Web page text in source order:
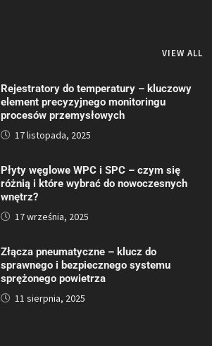
VIEW ALL
Rejestratory do temperatury – kluczowy
element precyzyjnego monitoringu
procesów przemysłowych
17 listopada, 2025
Płyty węglowe WPC i SPC – czym się
różnią i które wybrać do nowoczesnych
wnętrz?
17 września, 2025
Złącza pneumatyczne – klucz do
sprawnego i bezpiecznego systemu
sprężonego powietrza
11 sierpnia, 2025